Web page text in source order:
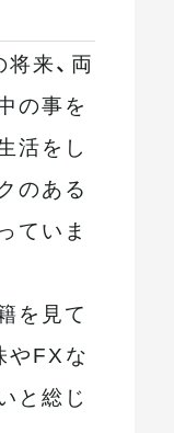
来、両
の事を
活をし
のある
ていま
を見て
やFXな
と総じ